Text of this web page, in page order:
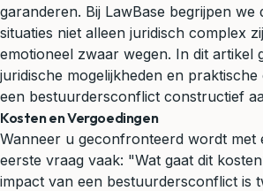
garanderen. Bij LawBase begrijpen we
situaties niet alleen juridisch complex
emotioneel zwaar wegen. In dit artikel
juridische mogelijkheden en
een bestuurdersconflict constructief
Kosten en Vergoedingen
Wanneer u geconfronteerd wordt met
eerste vraag vaak: "Wat gaat dit
impact van een bestuurdersconflict is